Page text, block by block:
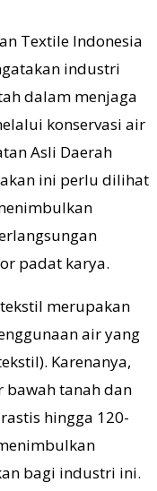
Textile Indonesia
industri
dalam menjaga
konservasi air
Asli Daerah
ini perlu dilihat
padat karya.
merupakan
air yang
Karenanya,
tanah dan
hingga 120-
bagi industri ini.